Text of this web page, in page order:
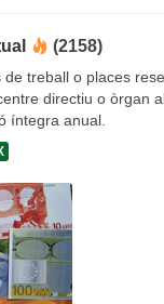
(2158)
de treball o places
directiu o òrgan
íntegra anual.